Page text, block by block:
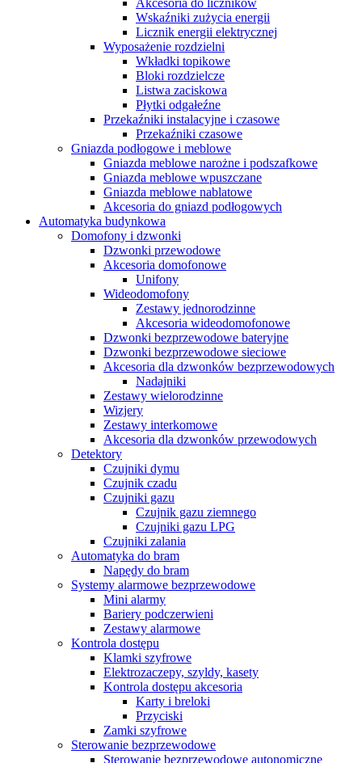
Akcesoria do liczników
Wskaźniki zużycia energii
Licznik energii elektrycznej
Wyposażenie rozdzielni
Wkładki topikowe
Bloki rozdzielcze
Listwa zaciskowa
Płytki odgałeźne
Przekaźniki instalacyjne i czasowe
Przekaźniki czasowe
Gniazda podłogowe i meblowe
Gniazda meblowe narożne i podszafkowe
Gniazda meblowe wpuszczane
Gniazda meblowe nablatowe
Akcesoria do gniazd podłogowych
Automatyka budynkowa
Domofony i dzwonki
Dzwonki przewodowe
Akcesoria domofonowe
Unifony
Wideodomofony
Zestawy jednorodzinne
Akcesoria wideodomofonowe
Dzwonki bezprzewodowe bateryjne
Dzwonki bezprzewodowe sieciowe
Akcesoria dla dzwonków bezprzewodowych
Nadajniki
Zestawy wielorodzinne
Wizjery
Zestawy interkomowe
Akcesoria dla dzwonków przewodowych
Detektory
Czujniki dymu
Czujnik czadu
Czujniki gazu
Czujnik gazu ziemnego
Czujniki gazu LPG
Czujniki zalania
Automatyka do bram
Napędy do bram
Systemy alarmowe bezprzewodowe
Mini alarmy
Bariery podczerwieni
Zestawy alarmowe
Kontrola dostępu
Klamki szyfrowe
Elektrozaczepy, szyldy, kasety
Kontrola dostępu akcesoria
Karty i breloki
Przyciski
Zamki szyfrowe
Sterowanie bezprzewodowe
Sterowanie bezprzewodowe autonomiczne